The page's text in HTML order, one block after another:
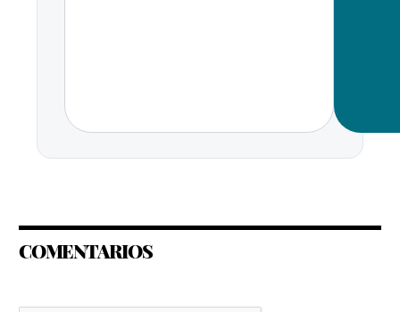
COMENTARIOS